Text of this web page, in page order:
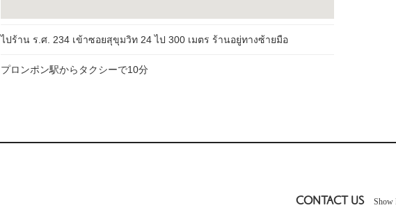
ไปร้าน ร.ศ. 234 เข้าซอยสุขุมวิท 24 ไป 300 เมตร ร้านอยู่ทางซ้ายมือ
プロンポン駅からタクシーで10分
CONTACT US Show